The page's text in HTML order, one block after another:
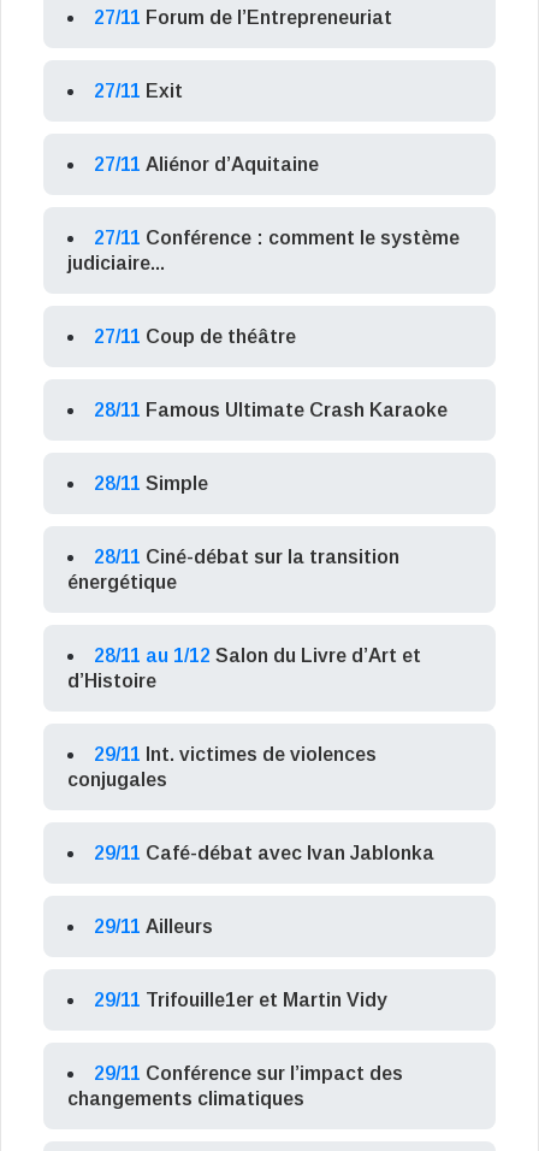
27/11 Forum de l’Entrepreneuriat
27/11 Exit
27/11 Aliénor d’Aquitaine
27/11 Conférence : comment le système
judiciaire...
27/11 Coup de théâtre
28/11 Famous Ultimate Crash Karaoke
28/11 Simple
28/11 Ciné-débat sur la transition
énergétique
28/11 au 1/12 Salon du Livre d’Art et
d’Histoire
29/11 Int. victimes de violences
conjugales
29/11 Café-débat avec Ivan Jablonka
29/11 Ailleurs
29/11 Trifouille1er et Martin Vidy
29/11 Conférence sur l’impact des
changements climatiques